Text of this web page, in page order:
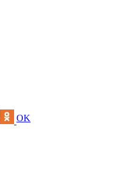
OK